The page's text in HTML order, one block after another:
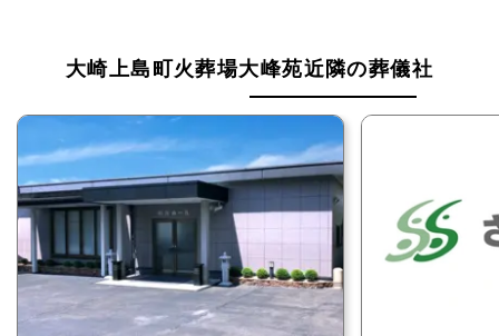
電話番号「
0120-24-1234」にお電話をお願いしま
す。
24時間受付けていますので、早朝でも深夜でもかまい
ません。
葬儀のことが何もわからなくても、お電話口でご状況
をお伺いしながら適切にアドバイスいたします。
大崎上島町火葬場大峰苑の駐車場について
大崎上島町火葬場大峰苑近隣の葬儀社